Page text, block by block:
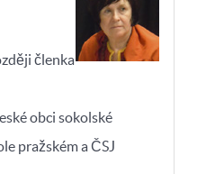
členka
obci sokolské
pražském a ČSJ